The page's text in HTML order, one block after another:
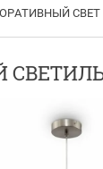
СВЕТ